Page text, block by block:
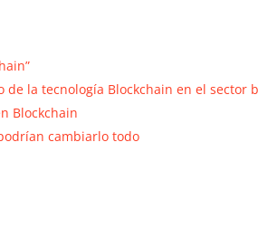
la tecnología Blockchain en el sector
Blockchain
cambiarlo todo